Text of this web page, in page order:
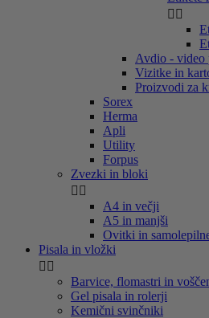
 
Avdio - video
Vizitke in
Proizvodi za
Sorex
Herma
Apli
Utility
Forpus
Zvezki in bloki
 
A4 in večji
A5 in manjši
Ovitki in
Pisala in vložki
 
Barvice, flomastri in
Gel pisala in rolerji
Kemični svinčniki